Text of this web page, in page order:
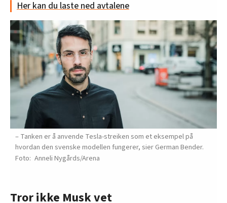
Her kan du laste ned avtalene
– Tanken er å anvende Tesla-streiken som et eksempel på
hvordan den svenske modellen fungerer, sier German Bender.
Anneli Nygårds/Arena
Tror ikke Musk vet